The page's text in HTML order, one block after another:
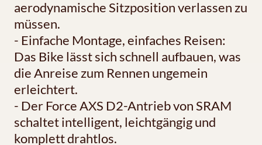
aerodynamische Sitzposition verlassen zu
müssen.
- Einfache Montage, einfaches Reisen:
Das Bike lässt sich schnell aufbauen, was
die Anreise zum Rennen ungemein
erleichtert.
- Der Force AXS D2-Antrieb von SRAM
schaltet intelligent, leichtgängig und
komplett drahtlos.